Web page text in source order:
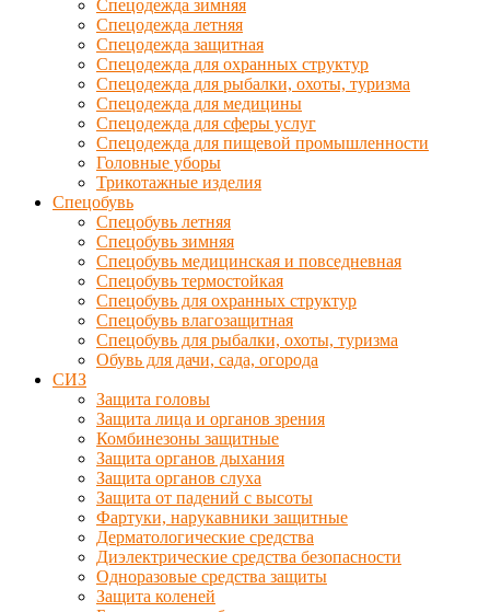
Спецодежда зимняя
Спецодежда летняя
Спецодежда защитная
Спецодежда для охранных структур
Спецодежда для рыбалки, охоты, туризма
Спецодежда для медицины
Спецодежда для сферы услуг
Спецодежда для пищевой промышленности
Головные уборы
Трикотажные изделия
Спецобувь
Спецобувь летняя
Спецобувь зимняя
Спецобувь медицинская и повседневная
Спецобувь термостойкая
Спецобувь для охранных структур
Спецобувь влагозащитная
Спецобувь для рыбалки, охоты, туризма
Обувь для дачи, сада, огорода
СИЗ
Защита головы
Защита лица и органов зрения
Комбинезоны защитные
Защита органов дыхания
Защита органов слуха
Защита от падений с высоты
Фартуки, нарукавники защитные
Дерматологические средства
Диэлектрические средства безопасности
Одноразовые средства защиты
Защита коленей